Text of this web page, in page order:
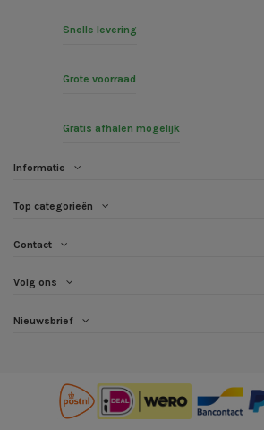
Snelle levering
Grote voorraad
Gratis afhalen mogelijk
Informatie
Top categorieën
Contact
Volg ons
Nieuwsbrief